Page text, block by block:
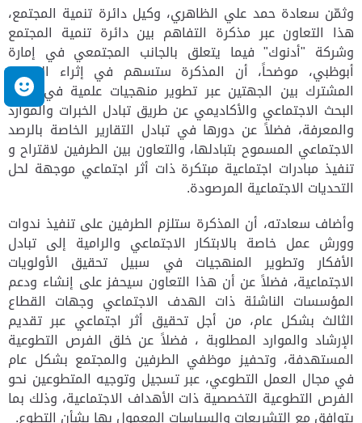
وثمّن سعادة حمد علي الظاهري، وكيل دائرة تنمية المجتمع،
هذا التعاون عبر مذكرة التفاهم بين دائرة تنمية المجتمع
وشركة "أدنوك" فيما يتعلق بالجانب المجتمعي في إمارة
أبوظبي، موضحاً، أن المذكرة ستسهم في إثراء التعاون
المشترك بين الجهتين عبر تطوير منهجيات علمية في مجال
البحث الاجتماعي والأكاديمي عن طريق تبادل الخبرات والموارد
والمعرفة، فضلاً عن دورها في تبادل التقارير الخاصة بالرصد
الاجتماعي المسموح بتبادلها، والتعاون بين الطرفين لاقتراح و
تنفيذ مبادرات اجتماعية مبتكرة ذات أثر اجتماعي موجهة لحل
التحديات الاجتماعية المرصودة.
وأضاف سعادته، أن المذكرة ستلزم الطرفين على تنفيذ ندوات
وورش عمل خاصة بالابتكار الاجتماعي والرامية إلى تبادل
الأفكار وتطوير المنهجيات في سبيل تحقيق الأولويات
الاجتماعية، فضلاً عن أن هذا التعاون سيحفز على إنشاء ودعم
المؤسسات الناشئة ذات الهدف الاجتماعي وجهات القطاع
الثالث بشكل عام، من أجل تحقيق أثر اجتماعي عبر تقديم
الإرشاد والموارد المطلوبة ، فضلاً عن خلق الفرص التطوعية
المستهدفة، وتحفيز موظفي الطرفين والمجتمع بشكل عام
في مجال العمل التطوعي، عبر تسجيل وتوجيه المتطوعين نحو
الفرص التطوعية التخصصية ذات الأهداف الاجتماعية، وذلك بما
يتوافق مع التشريعات والسياسات المعمول بها بشأن التطوع.